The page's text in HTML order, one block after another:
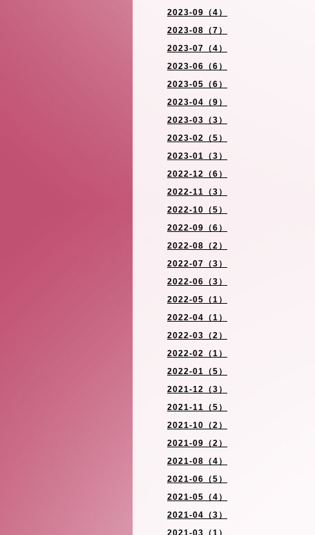
2023-09（4）
2023-08（7）
2023-07（4）
2023-06（6）
2023-05（6）
2023-04（9）
2023-03（3）
2023-02（5）
2023-01（3）
2022-12（6）
2022-11（3）
2022-10（5）
2022-09（6）
2022-08（2）
2022-07（3）
2022-06（3）
2022-05（1）
2022-04（1）
2022-03（2）
2022-02（1）
2022-01（5）
2021-12（3）
2021-11（5）
2021-10（2）
2021-09（2）
2021-08（4）
2021-06（5）
2021-05（4）
2021-04（3）
2021-03（1）